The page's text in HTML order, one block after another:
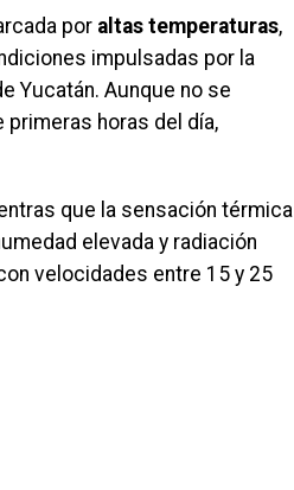
por altas temperaturas,
impulsadas por la
Yucatán. Aunque no se
horas del día,
que la sensación térmica
elevada y radiación
velocidades entre 15 y 25